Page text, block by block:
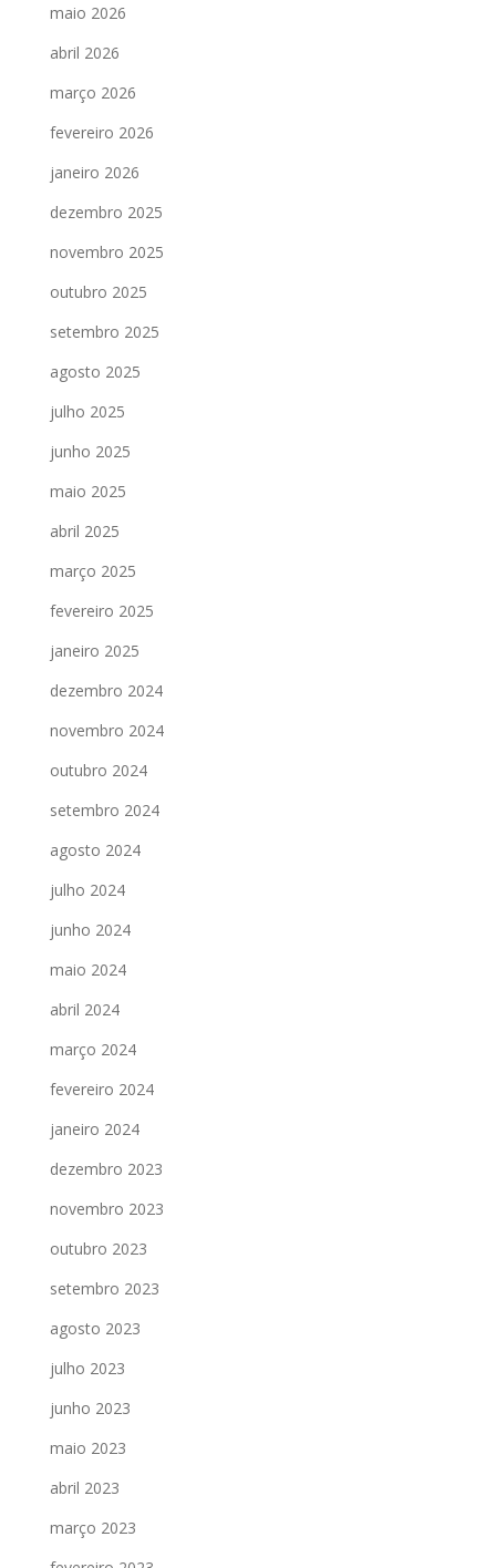
maio 2026
abril 2026
março 2026
fevereiro 2026
janeiro 2026
dezembro 2025
novembro 2025
outubro 2025
setembro 2025
agosto 2025
julho 2025
junho 2025
maio 2025
abril 2025
março 2025
fevereiro 2025
janeiro 2025
dezembro 2024
novembro 2024
outubro 2024
setembro 2024
agosto 2024
julho 2024
junho 2024
maio 2024
abril 2024
março 2024
fevereiro 2024
janeiro 2024
dezembro 2023
novembro 2023
outubro 2023
setembro 2023
agosto 2023
julho 2023
junho 2023
maio 2023
abril 2023
março 2023